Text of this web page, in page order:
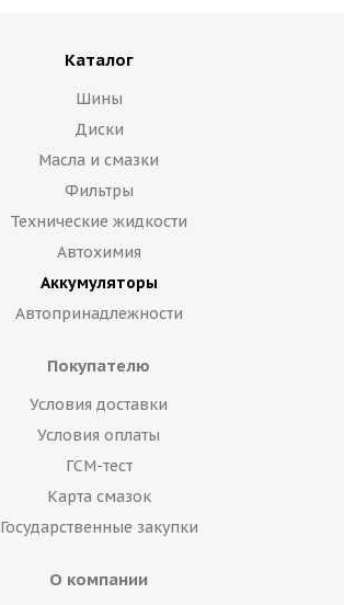
Каталог
Шины
Диски
Масла и смазки
Фильтры
Технические жидкости
Автохимия
Аккумуляторы
Автопринадлежности
Покупателю
Условия доставки
Условия оплаты
ГСМ-тест
Карта смазок
Государственные закупки
О компании